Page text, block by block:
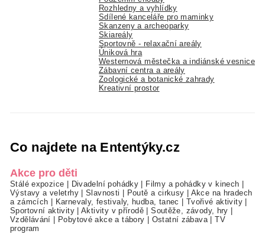
Rozhledny a vyhlídky
Sdílené kanceláře pro maminky
Skanzeny a archeoparky
Skiareály
Sportovně - relaxační areály
Úniková hra
Westernová městečka a indiánské vesnice
Zábavní centra a areály
Zoologické a botanické zahrady
Kreativní prostor
Co najdete na Ententýky.cz
Akce pro děti
Stálé expozice Divadelní pohádky Filmy a pohádky v kinech
Výstavy a veletrhy|Slavnosti Poutě a cirkusy
Akce na hradech
a zámcích
Karnevaly, festivaly, hudba, tanec Tvořivé aktivity
Sportovní aktivity|Aktivity v přírodě |Soutěže, závody, hry
Vzdělávání
Pobytové akce a tábory Ostatní zábava|TV
program